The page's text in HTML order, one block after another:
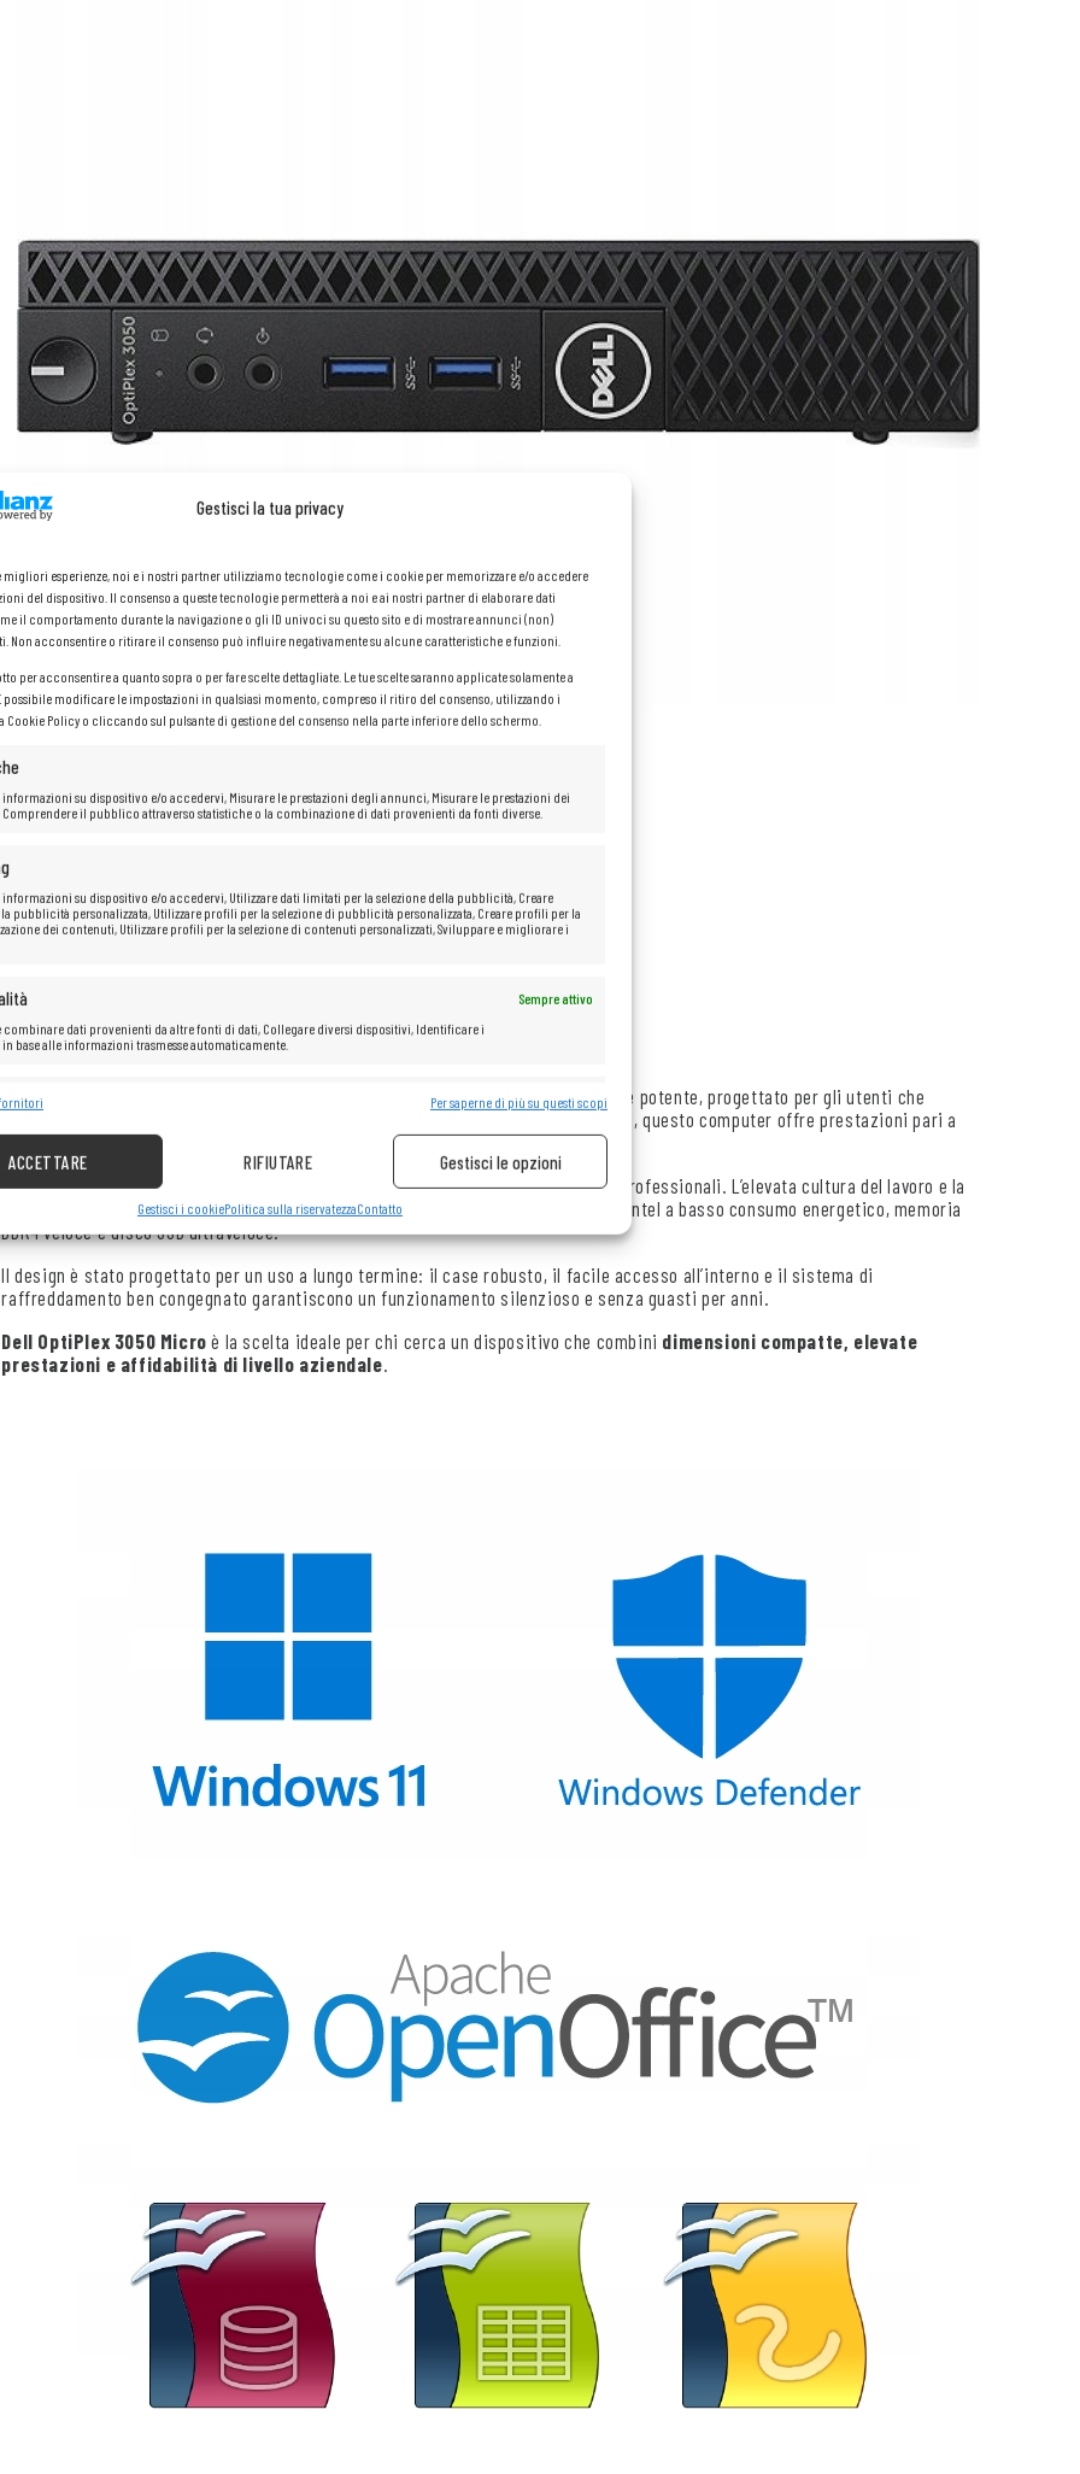
Gestisci la tua privacy
migliori esperienze, noi e i nostri partner utilizziamo tecnologie come i cookie per memorizzare e/o accedere
del dispositivo. Il consenso a queste tecnologie permetterà a noi e ai nostri partner di elaborare dati
il comportamento durante la navigazione o gli ID univoci su questo sito e di mostrare annunci (non)
Non acconsentire o ritirare il consenso può influire negativamente su alcune caratteristiche e funzioni.
per acconsentire a quanto sopra o per fare scelte dettagliate. Le tue scelte saranno applicate solamente a
possibile modificare le impostazioni in qualsiasi momento, compreso il ritiro del consenso, utilizzando i
Cookie Policy o cliccando sul pulsante di gestione del consenso nella parte inferiore dello schermo.
su dispositivo e/o accedervi, Misurare le prestazioni degli annunci, Misurare le prestazioni dei
il pubblico attraverso statistiche o la combinazione di dati provenienti da fonti diverse.
su dispositivo e/o accedervi, Utilizzare dati limitati per la selezione della pubblicità, Creare
pubblicità personalizzata, Utilizzare profili per la selezione di pubblicità personalizzata, Creare profili per la
dei contenuti, Utilizzare profili per la selezione di contenuti personalizzati, Sviluppare e migliorare i
Sempre attivo
combinare dati provenienti da altre fonti di dati, Collegare diversi dispositivi, Identificare i
base alle informazioni trasmesse automaticamente.
la sicurezza, prevenire e rilevare frodi, correggere errori, Erogare e
Sempre attivo
fornitori Per saperne di più su questi scopi
ACCETTARE RIFIUTARE Gestisci le opzioni
Gestisci i cookiePolitica sulla riservatezzaContatto
Dell Optiplex 3050 Micro
Processore:
Memoria RAM:32 GB
DELL OPTIPLEX 3050 MICRO
è un computer desktop compatto ma estremamente potente, progettato per gli utenti che
apprezzano l’affidabilità e il risparmio di spazio. Nonostante le dimensioni ridotte, questo computer offre prestazioni pari a
quelle dei classici modelli tower.
Il modelloOptiPlex 3050 Micro
è perfetto per l’ufficio, la casa e le applicazioni professionali. L’elevata cultura del lavoro e la
stabilità operativa sono garantite da componenti di classe business: processore Intel a basso consumo energetico, memoria
DDR4 veloce e disco SSD ultraveloce.
Il design è stato progettato per un uso a lungo termine: il case robusto, il facile accesso all’interno e il sistema di
raffreddamento ben congegnato garantiscono un funzionamento silenzioso e senza guasti per anni.
Dell OptiPlex 3050 Micro è la scelta ideale per chi cerca un dispositivo che combini dimensioni compatte, elevate
prestazioni e affidabilità di livello aziendale